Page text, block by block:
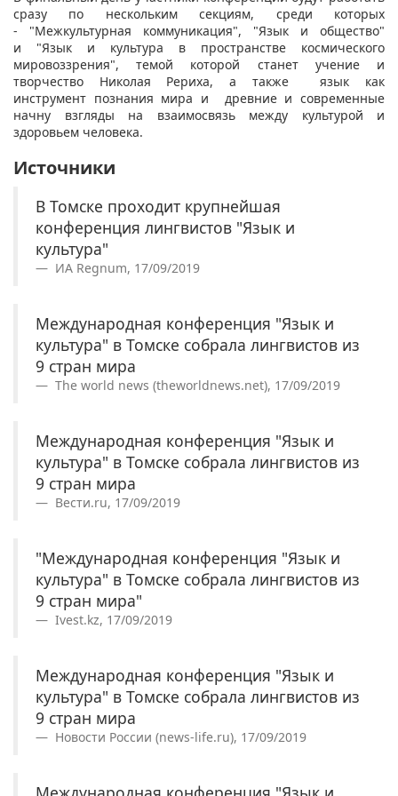
сразу по нескольким секциям, среди которых
- "Межкультурная коммуникация", "Язык и общество"
и "Язык и культура в пространстве космического
мировоззрения", темой которой станет учение и
творчество Николая Рериха, а также язык как
инструмент познания мира и древние и современные
начну взгляды на взаимосвязь между культурой и
здоровьем человека.
Источники
В Томске проходит крупнейшая
конференция лингвистов "Язык и
культура"
ИА Regnum, 17/09/2019
Международная конференция "Язык и
культура" в Томске собрала лингвистов из
9 стран мира
The world news (theworldnews.net), 17/09/2019
Международная конференция "Язык и
культура" в Томске собрала лингвистов из
9 стран мира
Вести.ru, 17/09/2019
"Международная конференция "Язык и
культура" в Томске собрала лингвистов из
9 стран мира"
Ivest.kz, 17/09/2019
Международная конференция "Язык и
культура" в Томске собрала лингвистов из
9 стран мира
Новости России (news-life.ru), 17/09/2019